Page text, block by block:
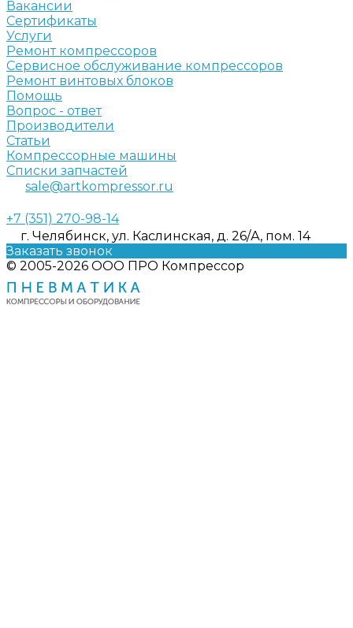
Вакансии
Сертификаты
Услуги
Ремонт компрессоров
Сервисное обслуживание компрессоров
Ремонт винтовых блоков
Помощь
Вопрос - ответ
Производители
Статьи
Компрессорные машины
Списки запчастей
sale@artkompressor.ru
+7 (351) 270-98-14
г. Челябинск, ул. Каслинская, д. 26/А, пом. 14
Заказать звонок
© 2005-2026 ООО ПРО Компрессор